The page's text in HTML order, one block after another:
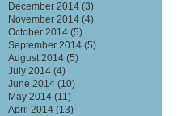
December 2014 (3)
November 2014 (4)
October 2014 (5)
September 2014 (5)
August 2014 (5)
July 2014 (4)
June 2014 (10)
May 2014 (11)
April 2014 (13)